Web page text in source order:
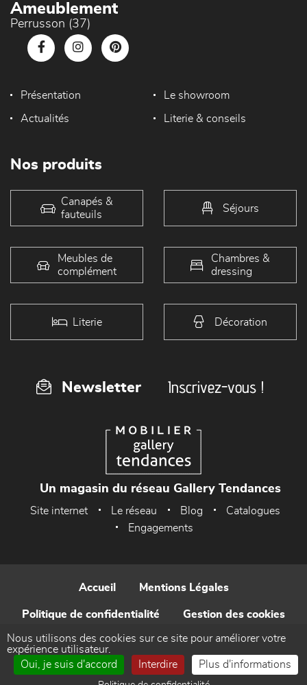
Ameublement
Perrusson (37)
Présentation Le showroom
Actualités Literie & conseils
Nos produits
Canapés &
fauteuils
Séjours
Meubles de
complément
Chambres &
dressing
Literie Décoration
Newsletter Inscrivez-vous !
Un magasin du réseau Gallery Tendances
Site internet Le réseau Blog
Catalogues
Engagements
Accueil Mentions Légales
Politique de confidentialité Gestion des cookies
Contact
Réalisé par WEB Enseignes
Nous utilisons des cookies sur ce site pour améliorer votre
expérience utilisateur.
Oui, je suis d'accord
Interdire Plus d'informations